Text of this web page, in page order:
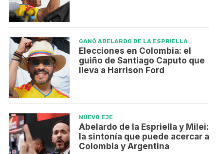
GANÓ ABELARDO DE LA ESPRIELLA
Elecciones en Colombia: el
guiño de Santiago Caputo que
lleva a Harrison Ford
NUEVO EJE
Abelardo de la Espriella y Milei:
la sintonía que puede acercar a
Colombia y Argentina